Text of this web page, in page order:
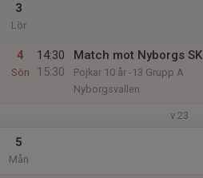
3
Lör
4
Sön
14:30
15:30
Match mot Nyborgs SK
Pojkar 10 år -13 Grupp A
Nyborgsvallen
v.23
5
Mån